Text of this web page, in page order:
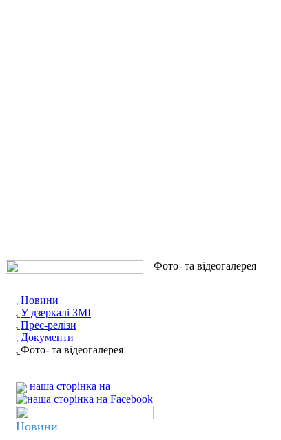
Новини
У дзеркалі ЗМІ
Прес-релізи
Документи
Фото- та відеогалерея
наша сторінка на
Новини
Фото- та відеогалерея